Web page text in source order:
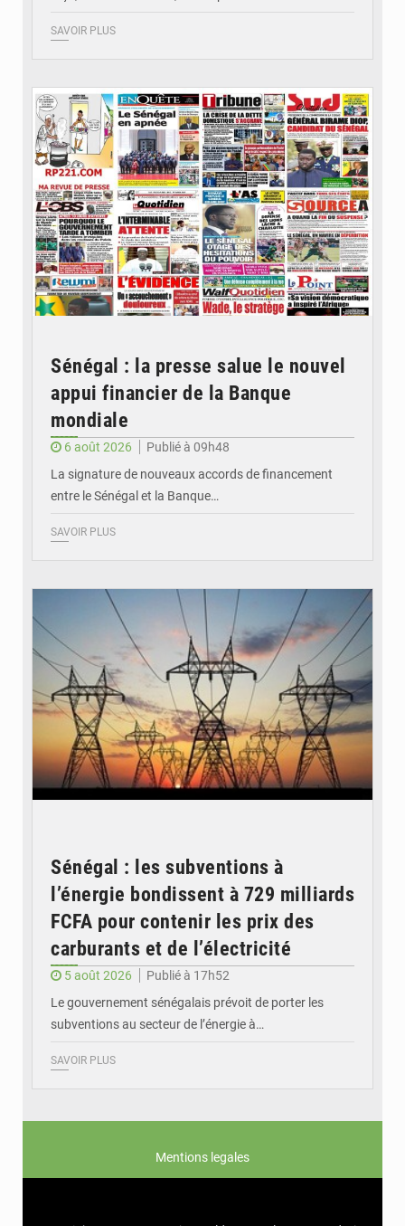
SAVOIR PLUS
Sénégal : la presse salue le nouvel
appui financier de la Banque
mondiale
6 août 2026
Publié à 09h48
La signature de nouveaux accords de financement
entre le Sénégal et la Banque…
SAVOIR PLUS
Sénégal : les subventions à
l’énergie bondissent à 729 milliards
FCFA pour contenir les prix des
carburants et de l’électricité
5 août 2026
Publié à 17h52
Le gouvernement sénégalais prévoit de porter les
subventions au secteur de l’énergie à…
SAVOIR PLUS
Mentions legales